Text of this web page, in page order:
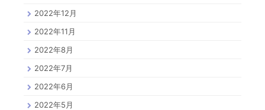
2022年12月
2022年11月
2022年8月
2022年7月
2022年6月
2022年5月